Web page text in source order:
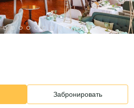
Забронировать